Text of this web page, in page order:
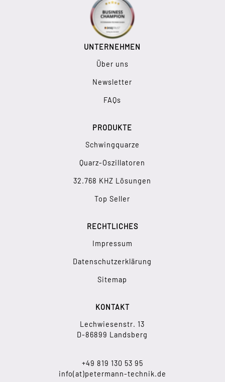
UNTERNEHMEN
Über uns
Newsletter
FAQs
PRODUKTE
Schwingquarze
Quarz-Oszillatoren
32.768 KHZ Lösungen
Top Seller
RECHTLICHES
Impressum
Datenschutzerklärung
Sitemap
KONTAKT
Lechwiesenstr. 13
D-86899 Landsberg
+49 819 130 53 95
info(at)petermann-technik.de